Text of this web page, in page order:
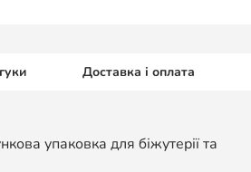
Доставка і оплата
упаковка для біжутерії та